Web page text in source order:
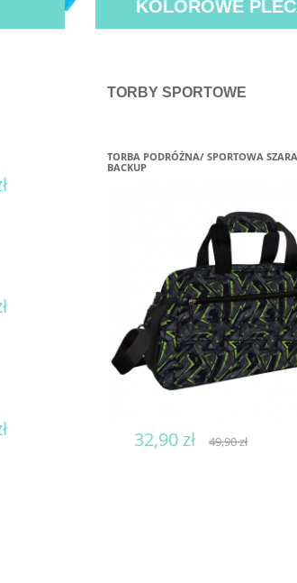
KOLOROWE
TORBY SPORTOWE
TORBA PODRÓŻNA/ SPORTOWA
BACKUP
32,90 zł 49,90 zł